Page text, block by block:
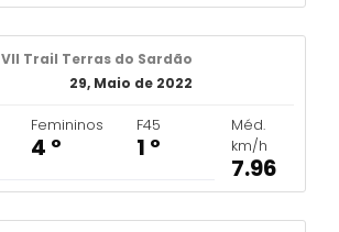
VII Trail Terras do Sardão
29, Maio de 2022
Femininos
4 º
F45
1 º
Méd.
km/h
7.96